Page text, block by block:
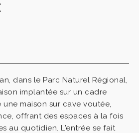
dans le Parc Naturel Régional,
implantée sur un cadre
maison sur cave voutée,
offrant des espaces à la fois
au quotidien. L'entrée se fait